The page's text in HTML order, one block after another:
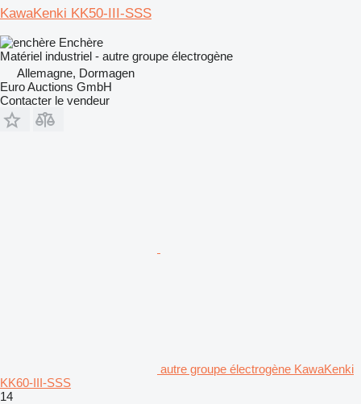
KawaKenki KK50-III-SSS
Enchère
Matériel industriel - autre groupe électrogène
Allemagne, Dormagen
Euro Auctions GmbH
Contacter le vendeur
autre groupe électrogène KawaKenki
KK60-III-SSS
14